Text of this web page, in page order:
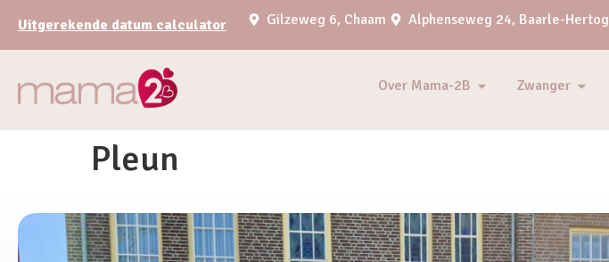
Uitgerekende datum calculator Gilzeweg 6, Chaam Alphenseweg 24, Baarle-Hertog
Over Mama-2B Zwanger
Pleun